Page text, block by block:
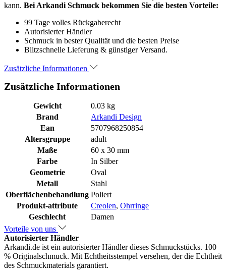
kann. Bei Arkandi Schmuck bekommen Sie die besten Vorteile:
99 Tage volles Rückgaberecht
Autorisierter Händler
Schmuck in bester Qualität und die besten Preise
Blitzschnelle Lieferung & günstiger Versand.
Zusätzliche Informationen
Zusätzliche Informationen
Gewicht
0.03 kg
Brand
Arkandi Design
Ean
5707968250854
Altersgruppe
adult
Maße
60 x 30 mm
Farbe
In Silber
Geometrie
Oval
Metall
Stahl
Oberflächenbehandlung Poliert
Produkt-attribute
Creolen, Ohrringe
Geschlecht
Damen
Vorteile von uns
Autorisierter Händler
Arkandi.de ist ein autorisierter Händler dieses Schmuckstücks. 100
% Originalschmuck. Mit Echtheitsstempel versehen, der die Echtheit
des Schmuckmaterials garantiert.